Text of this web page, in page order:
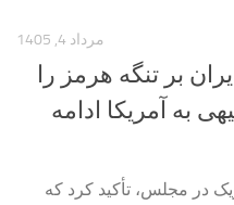
مرداد 4, 1405
بر تنگه هرمز را
به آمریکا ادامه
در مجلس، تأکید کرد که